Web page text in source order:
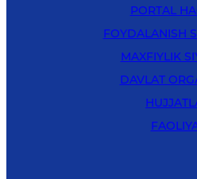
PORTAL
FOYDALANISH
MAXFIYLIK
DAVLAT